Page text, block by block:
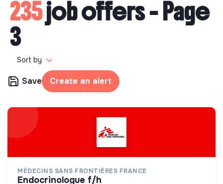
235job offers - Page
3
Sort by
Save Create an alert
MÉDECINS SANS FRONTIÈRES FRANCE
endocrinologue f/h